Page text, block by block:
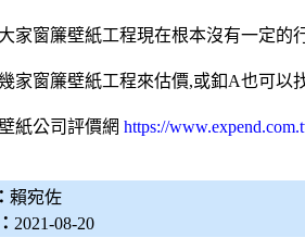
家窗簾壁紙工程現在根本沒有一定的
家窗簾壁紙工程來估價,或釦A也可以
紙公司評價網 https://
賴宛佐
2021-08-20